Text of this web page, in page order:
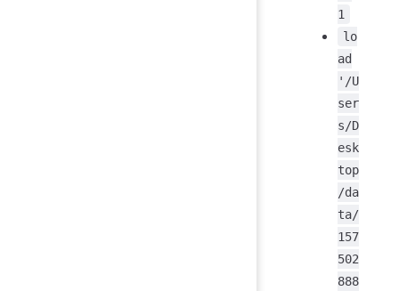
1
lo
ad
'/U
ser
s/D
esk
top
/da
ta/
157
502
888